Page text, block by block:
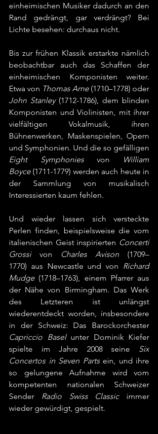
einheimischen Musiker dadurch an den
Rand gedrängt, gar verdrängt? Bei
Lichte besehen: durchaus nicht.
Bis zur frühen Klassik erstarkte nämlich
beobachtbar auch das Schaffen der
einheimischen Komponisten weiter.
Etwa von Thomas Arne
John Stanley (1712-1786), dem blinden
Komponisten und Violinisten, mit ihrer
vielfältigen Vokalmusik, ihren
Bühnenwerken, Maskenspielen, Opern
Eight Symphonies von
William
Boyce (1711-1779) werden auch heute in
der Sammlung von musikalisch
Interessierten kaum fehlen.
Und wieder lassen sich versteckte
Perlen finden, beispielsweise die vom
italienischen Geist inspirierten Concerti
Grossi von Charles Avison (1709–
1770) aus Newcastle und von Richard
Mudge (1718–1763), einem Pfarrer aus
der Nähe von Birmingham. Das Werk
des Letzteren ist unlängst
wiederentdeckt worden, insbesondere
Capriccio Basel unter Dominik Kiefer
spielte im Jahre 2008 seine Six
Concertos in Seven Parts ein, und ihre
so gelungene Aufnahme wird vom
kompetenten nationalen Schweizer
Sender Radio Swiss Classic immer
wieder gewürdigt, gespielt.